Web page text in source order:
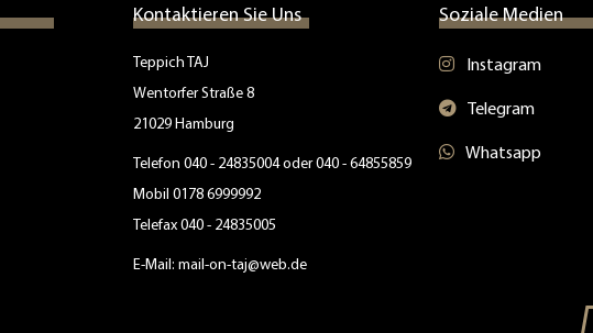
Kontaktieren Sie Uns
Teppich TAJ
Wentorfer Straße 8
21029 Hamburg
Telefon 040 - 24835004 oder 040 - 64855859
Mobil 0178 6999992
Telefax 040 - 24835005
E-Mail: mail-on-taj@web.de
Soziale Medien
Instagram
Telegram
Whatsapp